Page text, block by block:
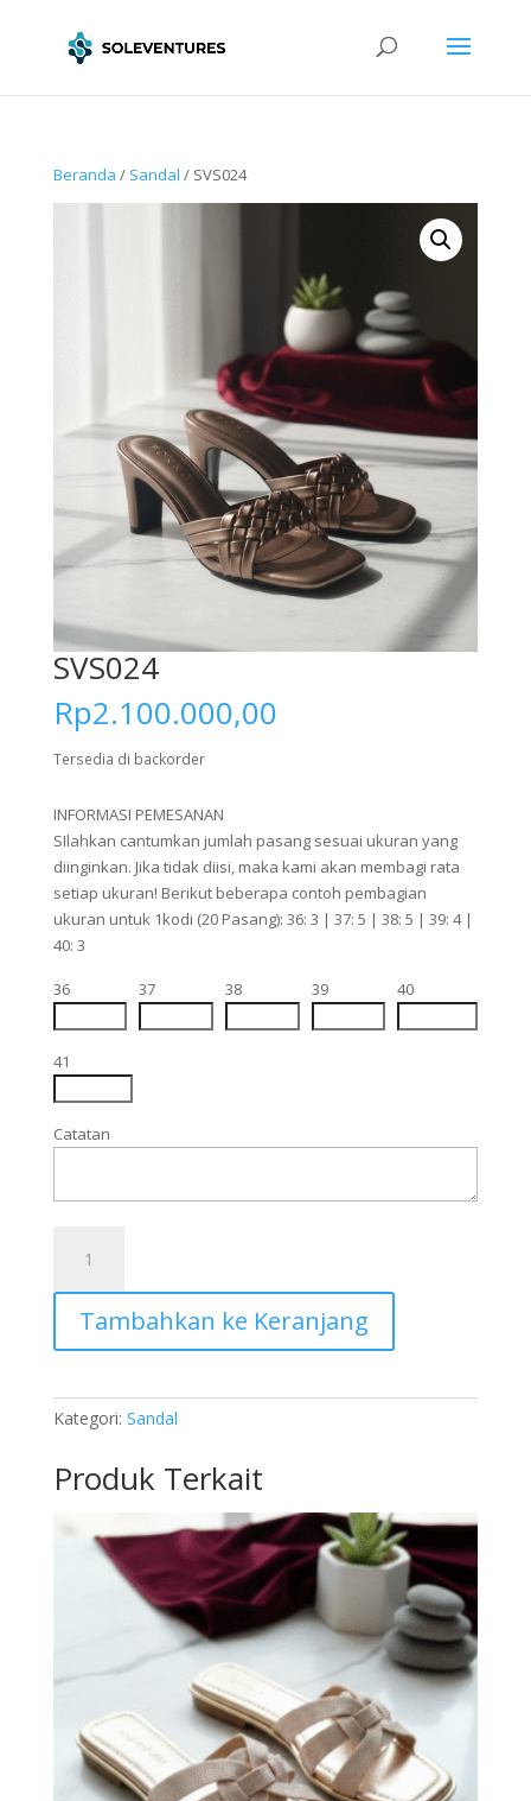
Beranda / Sandal / SVS024
SVS024
Rp2.100.000,00
Tersedia di backorder
INFORMASI PEMESANAN
SIlahkan cantumkan jumlah pasang sesuai ukuran yang
diinginkan. Jika tidak diisi, maka kami akan membagi rata
setiap ukuran! Berikut beberapa contoh pembagian
ukuran untuk 1kodi (20 Pasang): 36: 3 | 37: 5 | 38: 5 | 39: 4 |
40: 3
36 37 38 39 40
41
Catatan
SVS024
Tambahkan ke Keranjang
Kategori: Sandal
Produk Terkait